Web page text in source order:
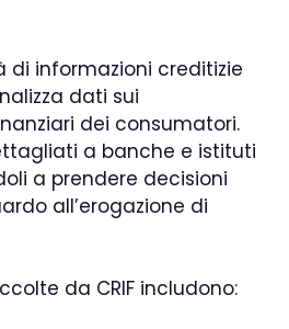
di informazioni creditizie
dati sui
dei consumatori.
a banche e istituti
a prendere decisioni
all’erogazione di
da CRIF includono: